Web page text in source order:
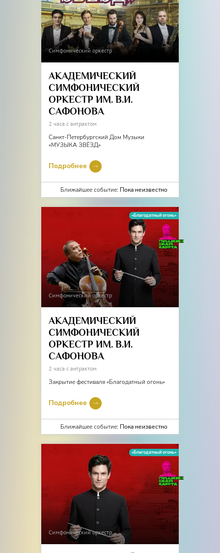
Симфонический оркестр
АКАДЕМИЧЕСКИЙ
СИМФОНИЧЕСКИЙ
ОРКЕСТР ИМ. В.И.
САФОНОВА
2 часа с антрактом
Санкт-Петербургский Дом Музыки
«МУЗЫКА ЗВЁЗД»
Подробнее
Ближайшее событие: Пока неизвестно
«Благодатный огонь»
Симфонический оркестр
АКАДЕМИЧЕСКИЙ
СИМФОНИЧЕСКИЙ
ОРКЕСТР ИМ. В.И.
САФОНОВА
2 часа с антрактом
Закрытие фестиваля «Благодатный огонь»
Подробнее
Ближайшее событие: Пока неизвестно
«Благодатный огонь»
Симфонический оркестр